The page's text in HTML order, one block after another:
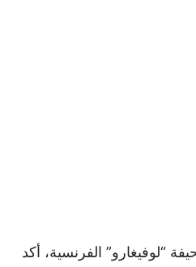
“لوفيغارو” الفرنسية، أكد